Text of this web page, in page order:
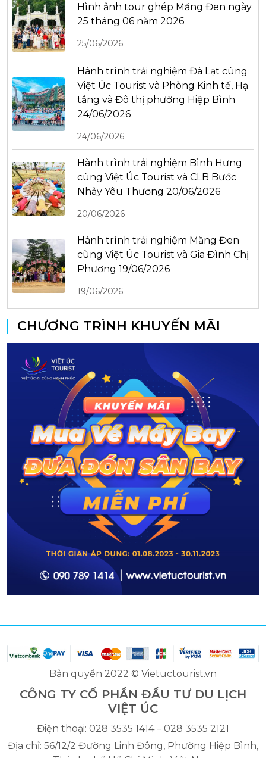
Hình ảnh tour ghép Măng Đen ngày
25 tháng 06 năm 2026
25/06/2026
Hành trình trải nghiệm Đà Lạt cùng
Việt Úc Tourist và Phòng Kinh tế, Hạ
tầng và Đô thị phường Hiệp Bình
24/06/2026
24/06/2026
Hành trình trải nghiệm Bình Hưng
cùng Việt Úc Tourist và CLB Bước
Nhảy Yêu Thương 20/06/2026
20/06/2026
Hành trình trải nghiệm Măng Đen
cùng Việt Úc Tourist và Gia Đình Chị
Phương 19/06/2026
19/06/2026
CHƯƠNG TRÌNH KHUYẾN MÃI
Bản quyền 2022 © Vietuctourist.vn
CÔNG TY CỔ PHẦN ĐẦU TƯ DU LỊCH
VIỆT ÚC
Điện thoại: 028 3535 1414 – 028 3535 2121
Địa chỉ: 56/12/2 Đường Linh Đông, Phường Hiệp Bình,